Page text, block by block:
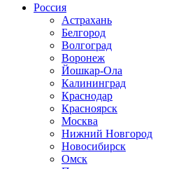
Россия
Астрахань
Белгород
Волгоград
Воронеж
Йошкар-Ола
Калининград
Краснодар
Красноярск
Москва
Нижний Новгород
Новосибирск
Омск